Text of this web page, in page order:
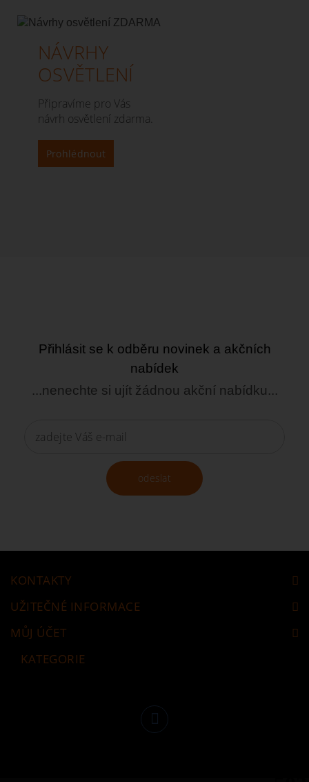
NÁVRHY
OSVĚTLENÍ
Připravíme pro Vás
návrh osvětlení zdarma.
Prohlédnout
Přihlásit se k odběru novinek a akčních
nabídek
...nenechte si ujít žádnou akční nabídku...
odeslat
KONTAKTY
UŽITEČNÉ INFORMACE
MŮJ ÚČET
KATEGORIE
Facebook